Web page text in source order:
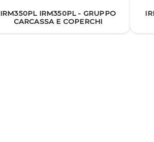
IRM350PL IRM350PL - GRUPPO
CARCASSA E COPERCHI